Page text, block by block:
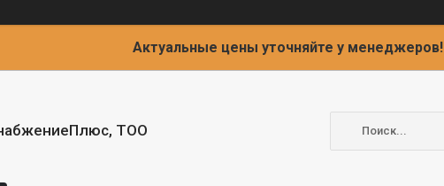
Актуальные цены уточняйте у менеджеров!
ТОО